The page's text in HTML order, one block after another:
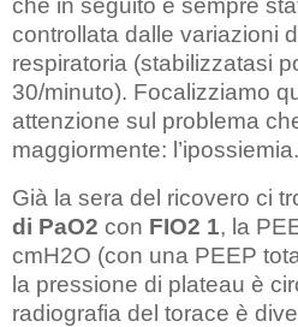
che in seguito è sempre
controllata dalle variazioni
respiratoria (stabilizzatasi
30/minuto). Focalizziamo
attenzione sul problema
maggiormente: l’ipossiemia.
Già la sera del ricovero ci
di PaO2 con FIO2 1, la
cmH2O (con una PEEP
la pressione di plateau è
radiografia del torace è